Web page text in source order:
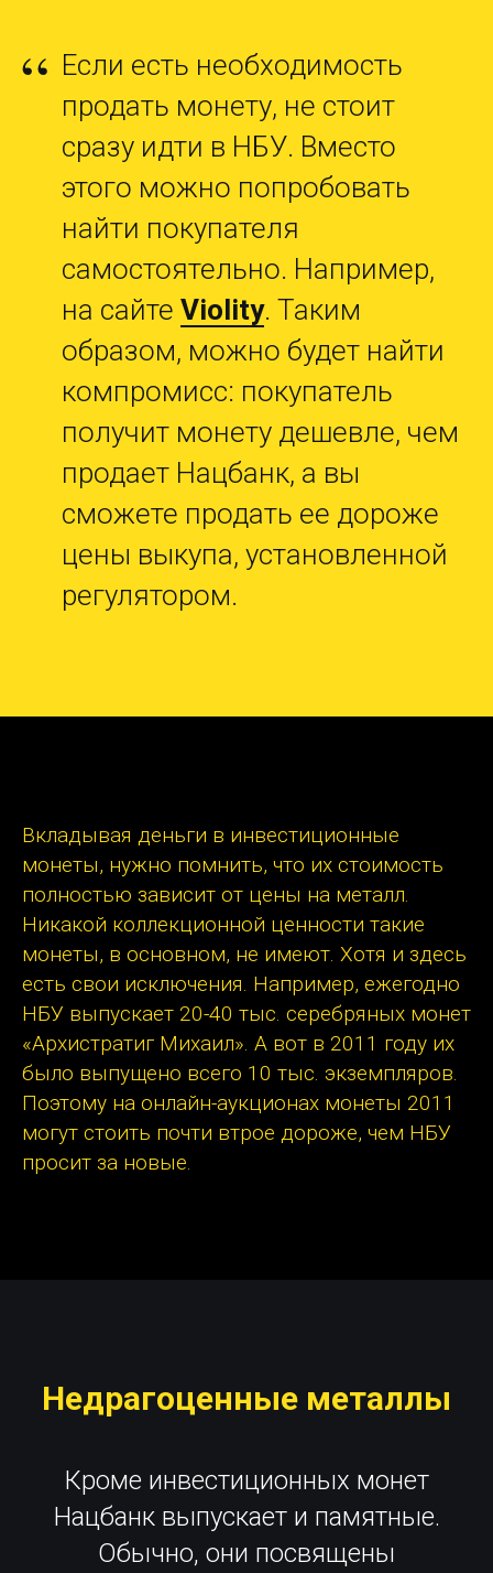
“ Если есть необходимость
продать монету, не стоит
сразу идти в НБУ. Вместо
этого можно попробовать
найти покупателя
самостоятельно. Например,
на сайте Violity. Таким
образом, можно будет найти
компромисс: покупатель
получит монету дешевле, чем
продает Нацбанк, а вы
сможете продать ее дороже
цены выкупа, установленной
регулятором.
Вкладывая деньги в инвестиционные
монеты, нужно помнить, что их стоимость
полностью зависит от цены на металл.
Никакой коллекционной ценности такие
монеты, в основном, не имеют. Хотя и здесь
есть свои исключения. Например, ежегодно
НБУ выпускает 20-40 тыс. серебряных монет
«Архистратиг Михаил». А вот в 2011 году их
было выпущено всего 10 тыс. экземпляров.
Поэтому на онлайн-аукционах монеты 2011
могут стоить почти втрое дороже, чем НБУ
просит за новые.
Недрагоценные металлы
Кроме инвестиционных монет
Нацбанк выпускает и памятные.
Обычно, они посвящены